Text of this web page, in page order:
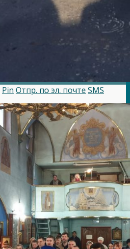
Pin Отпр. по эл. почте SMS